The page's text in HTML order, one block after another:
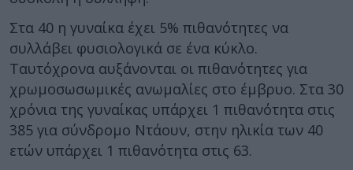
Στα 40 η γυναίκα έχει 5% πιθανότητες να
συλλάβει φυσιολογικά σε ένα κύκλο.
Ταυτόχρονα αυξάνονται οι πιθανότητες για
χρωμοσωσωμικές ανωμαλίες στο έμβρυο. Στα 30
χρόνια της γυναίκας υπάρχει 1 πιθανότητα στις
385 για σύνδρομο Ντάουν, στην ηλικία των 40
ετών υπάρχει 1 πιθανότητα στις 63.